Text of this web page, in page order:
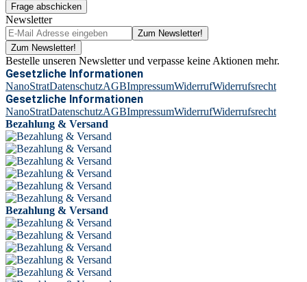
Frage abschicken
Newsletter
Zum Newsletter!
Zum Newsletter!
Bestelle unseren Newsletter und verpasse keine Aktionen mehr.
Gesetzliche Informationen
NanoStratDatenschutzAGBImpressumWiderrufWiderrufsrecht
Gesetzliche Informationen
NanoStratDatenschutzAGBImpressumWiderrufWiderrufsrecht
Bezahlung & Versand
Bezahlung & Versand